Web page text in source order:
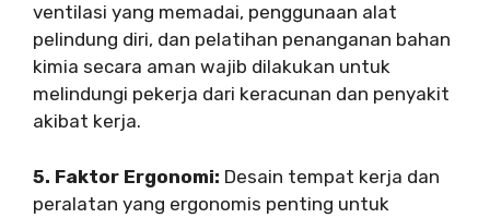
ventilasi yang memadai, penggunaan alat
pelindung diri, dan pelatihan penanganan bahan
kimia secara aman wajib dilakukan untuk
melindungi pekerja dari keracunan dan penyakit
akibat kerja.
5. Faktor Ergonomi: Desain tempat kerja dan
peralatan yang ergonomis penting untuk